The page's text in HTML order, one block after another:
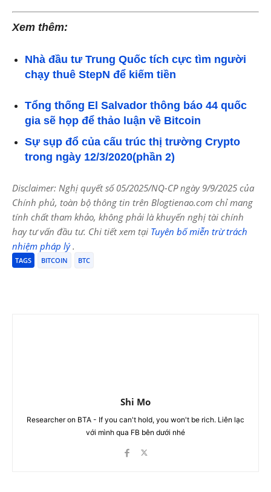
Xem thêm:
Nhà đầu tư Trung Quốc tích cực tìm người
chạy thuê StepN để kiếm tiền
Tổng thống El Salvador thông báo 44 quốc
gia sẽ họp để thảo luận về Bitcoin
Sự sụp đổ của cấu trúc thị trường Crypto
trong ngày 12/3/2020(phần 2)
Disclaimer: Nghị quyết số 05/2025/NQ-CP ngày 9/9/2025 của
Chính phủ, toàn bộ thông tin trên Blogtienao.com chỉ mang
tính chất tham khảo, không phải là khuyến nghị tài chính
hay tư vấn đầu tư. Chi tiết xem tại Tuyên bố miễn trừ trách
nhiệm pháp lý.
TAGS BITCOIN BTC
Shi Mo
Researcher on BTA - If you can't hold, you won't be rich. Liên lạc
với mình qua FB bên dưới nhé